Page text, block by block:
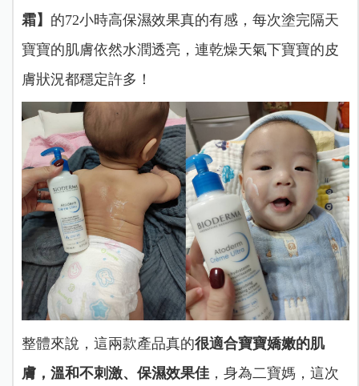
霜】 的72小時高保濕效果真的有感，每次塗完隔天
寶寶的肌膚依然水潤透亮，連乾燥天氣下寶寶的皮
膚狀況都穩定許多！
整體來說，這兩款產品真的很適合寶寶嬌嫩的肌
膚，溫和不刺激、保濕效果佳，身為二寶媽，這次